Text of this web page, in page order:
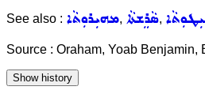
See also : ܡܗܝܼܪܘܼܬܵܐ, ܣܵܪܸܫܬܵܐ,
Source : Oraham, Yoab Benjamin,